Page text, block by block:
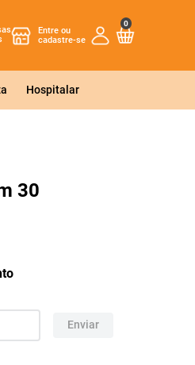
0
Hospitalar
30
Enviar